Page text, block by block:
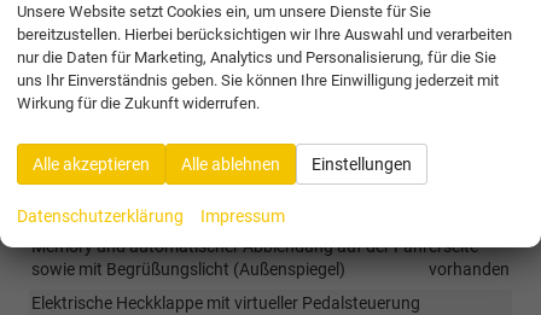
Außen
Anhängervorbereitung
vorhanden
Chromleisten um die Fenster
vorhanden
Dynamische Fahrwerksregelung (DCC Plus)
Dynamische Scheinwerferregelung
Elektrisch anklappbare Außenspiegel mit Boardingspots, Logo,
Memory und automatischer Abblendung auf der Fahrerseite
sowie mit Begrüßungslicht (Außenspiegel)
vorhanden
Elektrische Heckklappe mit virtueller Pedalsteuerung
Unsere Website setzt Cookies ein, um unsere Dienste für Sie
bereitzustellen. Hierbei berücksichtigen wir Ihre Auswahl und verarbeiten
nur die Daten für Marketing, Analytics und Personalisierung, für die Sie
uns Ihr Einverständnis geben. Sie können Ihre Einwilligung jederzeit mit
Wirkung für die Zukunft widerrufen.
Alle akzeptieren Alle ablehnen Einstellungen
Datenschutzerklärung Impressum